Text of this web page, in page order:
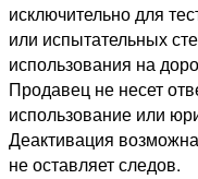
исключительно для
или испытательных
использования на
Продавец не несет
использование или
Деактивация
не оставляет следов.